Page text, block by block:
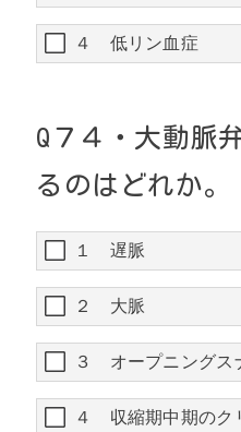
４ 低リン血症
Q ７４・ 大動脈
るのはどれか。
１ 遅脈
２ 大脈
３ オープニングス
４ 収縮期中期のク